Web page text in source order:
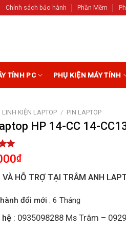
Chính sách bảo hành Phần Mềm
TÍNH PC PHỤ KIỆN MÁY TÍNH
LINH KIỆN LAPTOP / PIN LAPTOP
HP 14-CC 14-
₫
VÀ HỖ TRỢ TẠI TRÂM ANH
đổi mới : 6 Tháng
hệ: 0935098288 Ms Trâm –